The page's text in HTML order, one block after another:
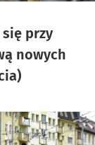
przy
nowych